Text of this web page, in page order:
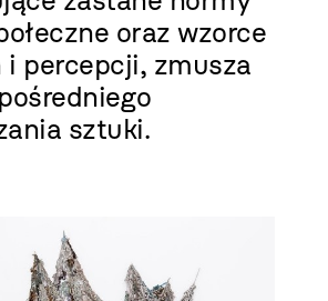
oraz wzorce
i percepcji, zmusza
sztuki.